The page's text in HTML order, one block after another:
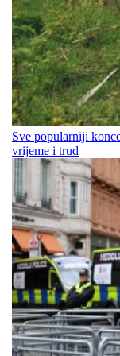
Sve popularniji
vrijeme i trud